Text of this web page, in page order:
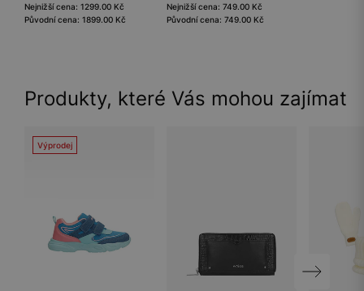
Nejnižší cena: 1299.00 Kč
Původní cena: 1899.00 Kč
Nejnižší cena: 749.00 Kč
Původní cena: 749.00 Kč
Produkty, které Vás mohou zajímat
Výprodej